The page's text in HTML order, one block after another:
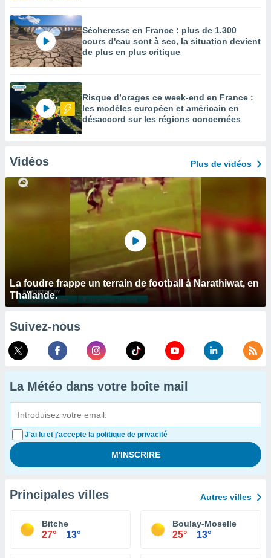
Sécheresse en France : plus de 1.300
cours d'eau sont à sec, la situation devient
de plus en plus critique
Risque d’orages ce week-end en France :
les modèles européen et américain en
désaccord sur les régions concernées
Vidéos Plus de vidéos
La foudre frappe un terrain de football à Narathiwat, en
Thaïlande.
Suivez-nous
La Météo dans votre boîte mail
J'ai lu et j'accepte la politique de privacité
Principales villes Autres villes
Bitche
27° 13°
Boulay-Moselle
25° 13°